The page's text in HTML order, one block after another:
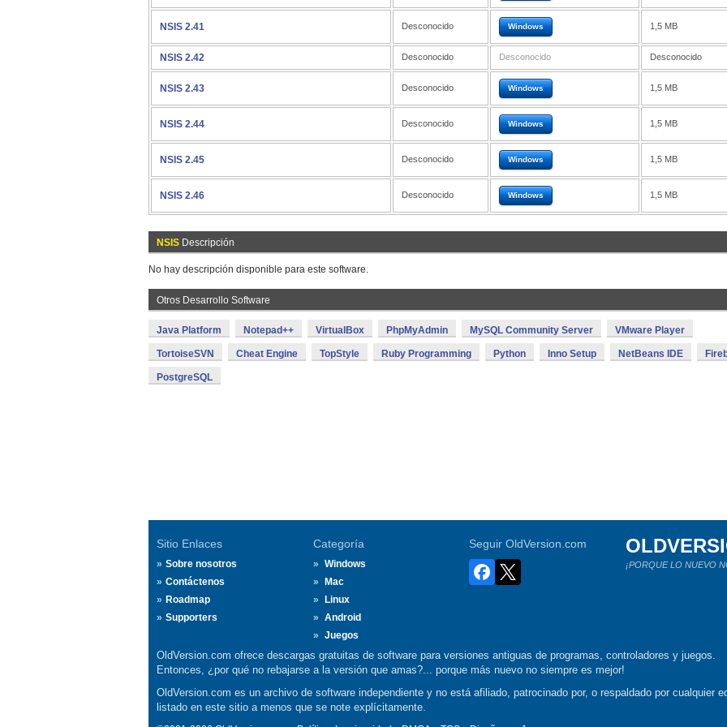
NSIS 2.41 Desconocido Windows 1,5 MB
NSIS 2.42 Desconocido Desconocido Desconocido
NSIS 2.43 Desconocido Windows 1,5 MB
NSIS 2.44 Desconocido Windows 1,5 MB
NSIS 2.45 Desconocido Windows 1,5 MB
NSIS 2.46 Desconocido Windows 1,5 MB
NSIS Descripción
No hay descripción disponible para este software.
Otros Desarrollo Software
Java Platform Notepad++ VirtualBox PhpMyAdmin MySQL Community Server VMware Player
TortoiseSVN Cheat Engine TopStyle Ruby Programming Python Inno Setup NetBeans IDE
PostgreSQL
Sitio Enlaces
Sobre nosotros
Contáctenos
Roadmap
Supporters
Categoría
Windows
Mac
Linux
Android
Juegos
Seguir OldVersion.com
¡PORQUE LO NUEVO
OldVersion.com ofrece descargas gratuitas de software para versiones antiguas de programas, controladores y juegos.
Entonces, ¿por qué no rebajarse a la versión que amas?... porque más nuevo no siempre es mejor!
OldVersion.com es un archivo de software independiente y no está afiliado, patrocinado por, o respaldado por cualquier
listado en este sitio a menos que se note explícitamente.